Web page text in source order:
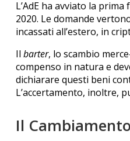
L’AdE ha avviato la
2020. Le domande
incassati all’estero, in
Il barter, lo scambio
compenso in natura e
dichiarare questi beni
L’accertamento, inoltre,
Il